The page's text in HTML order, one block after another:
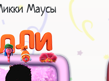
Маусы